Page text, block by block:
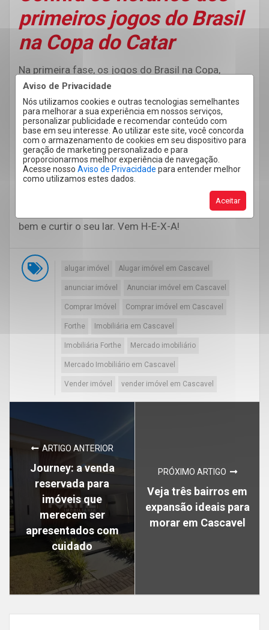
Aviso de Privacidade
Nós utilizamos cookies e outras tecnologias semelhantes
para melhorar a sua experiência em nossos serviços,
personalizar publicidade e recomendar conteúdo com
base em seu interesse. Ao utilizar este site, você concorda
com o armazenamento de cookies em seu dispositivo para
geração de marketing personalizado e para
proporcionarmos melhor experiência de navegação.
Acesse nosso Aviso de Privacidade para entender melhor
como utilizamos estes dados.
Aceitar
primeiros jogos do Brasil
na Copa do Catar
Na primeira fase, os jogos do Brasil na Copa,
serão:
24 de novembro às 16h (horário de Brasília) contra
a seleção da Sérvia;
28 de novembro às 13h (horário de Brasília) contra
a seleção da Suíça;
2 de dezembro às 16h (horário de Brasília) contra
a seleção de Camarões.
Gostou das nossas dicas? Estamos sempre
prontos para te ajudar, quando o assunto é morar
bem e curtir o seu lar. Vem H-E-X-A!
alugar imóvel Alugar imóvel em Cascavel
anunciar imóvel Anunciar imóvel em Cascavel
Comprar Imóvel Comprar imóvel em Cascavel
Forthe Imobiliária em Cascavel
Imobiliária Forthe Mercado imobiliário
Mercado Imobiliário em Cascavel
Vender imóvel vender imóvel em Cascavel
ARTIGO ANTERIOR
Journey: a venda
reservada para
imóveis que
merecem ser
apresentados com
cuidado
PRÓXIMO ARTIGO
Veja três bairros em
expansão ideais para
morar em Cascavel